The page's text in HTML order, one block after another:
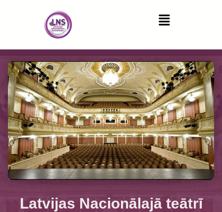
Latvijas Nacionālajā teātrī